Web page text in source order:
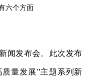
六个方面
闻发布会。此次发布
量发展”主题系列新